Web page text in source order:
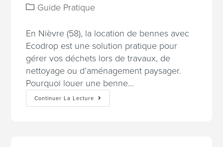
Guide Pratique
En Nièvre (58), la location de bennes avec
Ecodrop est une solution pratique pour
gérer vos déchets lors de travaux, de
nettoyage ou d’aménagement paysager.
Pourquoi louer une benne…
Continuer La Lecture